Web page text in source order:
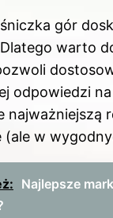
gór
warto
odpowiedzi
najważniejszą
(ale w
Najlepsze